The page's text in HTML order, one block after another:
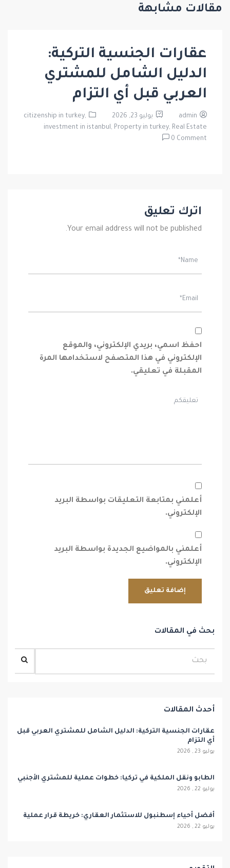
مقالات مشابهة
عقارات الجنسية التركية:
الدليل الشامل للمشتري
العربي قبل أي التزام
admin يوليو 23, 2026
citizenship in turkey,
investment in istanbul, Property in turkey, Real Estate
0 Comment
اترك تعليق
Your email address will not be published.
احفظ اسمي، بريدي الإلكتروني، والموقع
الإلكتروني في هذا المتصفح لاستخدامها المرة
المقبلة في تعليقي.
أعلمني بمتابعة التعليقات بواسطة البريد
الإلكتروني.
أعلمني بالمواضيع الجديدة بواسطة البريد
الإلكتروني.
بحث في المقالات
أحدث المقالات
عقارات الجنسية التركية: الدليل الشامل للمشتري العربي قبل
أي التزام
يوليو 23 , 2026
الطابو ونقل الملكية في تركيا: خطوات عملية للمشتري الأجنبي
يوليو 22 , 2026
أفضل أحياء إسطنبول للاستثمار العقاري: خريطة قرار عملية
يوليو 22 , 2026